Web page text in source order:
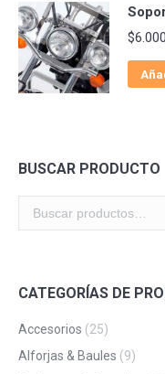
$
BUSCAR PRODUCTO
CATEGORÍAS DE
Accesorios (25)
Alforjas & Baules (9)